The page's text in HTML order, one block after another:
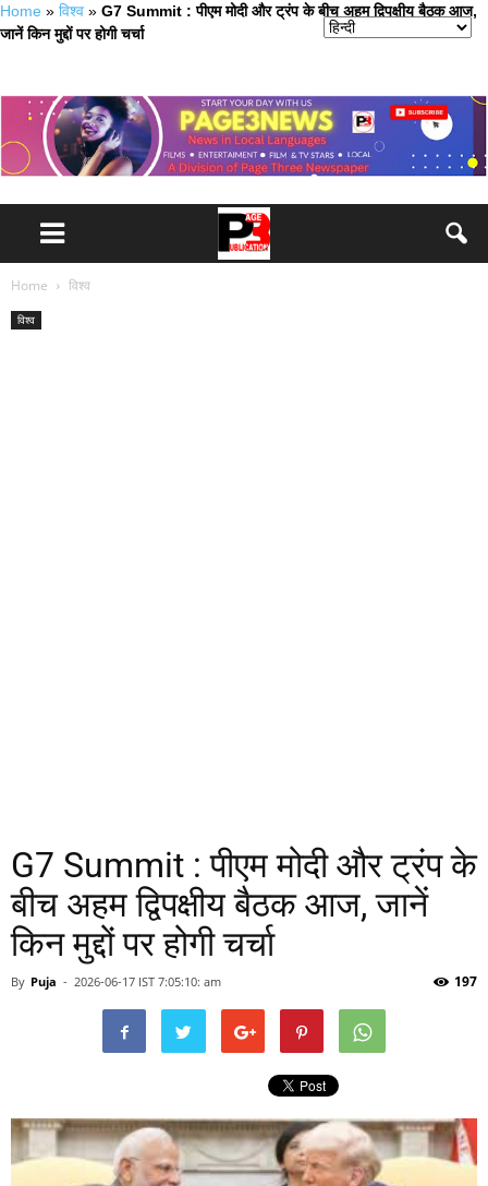
Home » विश्व » G7 Summit : पीएम मोदी और ट्रंप के बीच अहम द्विपक्षीय बैठक आज,
जानें किन मुद्दों पर होगी चर्चा
Home विश्व
विश्व
G7 Summit : पीएम मोदी और ट्रंप के
बीच अहम द्विपक्षीय बैठक आज, जानें
किन मुद्दों पर होगी चर्चा
By Puja - 2026-06-17 IST 7:05:10: am 197